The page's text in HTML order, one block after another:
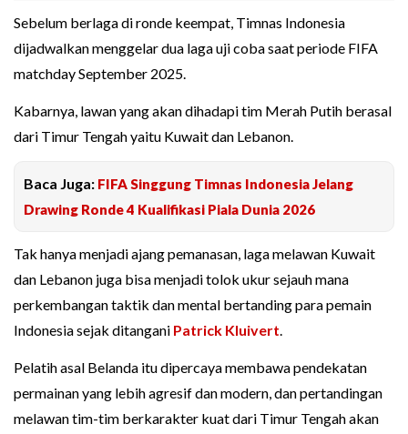
Sebelum berlaga di ronde keempat, Timnas Indonesia
dijadwalkan menggelar dua laga uji coba saat periode FIFA
matchday September 2025.
Kabarnya, lawan yang akan dihadapi tim Merah Putih berasal
dari Timur Tengah yaitu Kuwait dan Lebanon.
Baca Juga: FIFA Singgung Timnas Indonesia Jelang
Drawing Ronde 4 Kualifikasi Piala Dunia 2026
Tak hanya menjadi ajang pemanasan, laga melawan Kuwait
dan Lebanon juga bisa menjadi tolok ukur sejauh mana
perkembangan taktik dan mental bertanding para pemain
Indonesia sejak ditangani Patrick Kluivert.
Pelatih asal Belanda itu dipercaya membawa pendekatan
permainan yang lebih agresif dan modern, dan pertandingan
melawan tim-tim berkarakter kuat dari Timur Tengah akan